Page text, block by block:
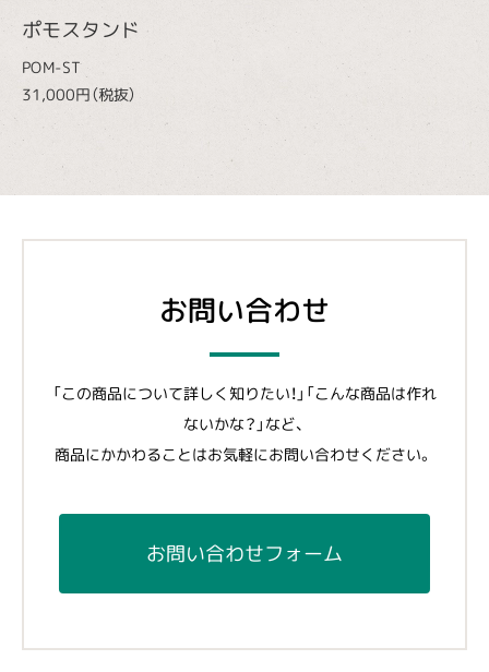
ポモスタンド
POM-ST
31,000円（税抜）
お問い合わせ
「この商品について詳しく知りたい！」「こんな商品は作れ
ないかな？」など、
商品にかかわることはお気軽にお問い合わせください。
お問い合わせフォーム